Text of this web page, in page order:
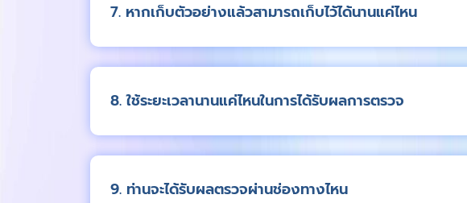
7. หากเก็บตัวอย่างแล้วสามารถเก็บไว้ได้นานแค่ไหน
8. ใช้ระยะเวลานานแค่ไหนในการได้รับผลการตรวจ
9. ท่านจะได้รับผลตรวจผ่านช่องทางไหน